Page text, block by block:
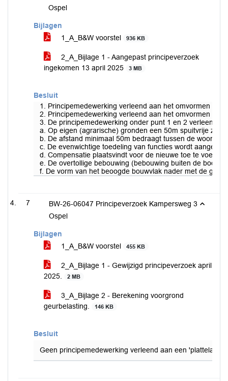
Ospel
Bijlagen
1_A_B&W voorstel
936 KB
2_A_Bijlage 1 - Aangepast principeverzoek
ingekomen 13 april 2025
3 MB
Besluit
1. Principemedewerking verleend aan het omvormen en
2. Principemedewerking verleend aan het omvormen
3. De principemedewerking onder punt 1 en 2 verleend
a. Op eigen (agrarische) gronden een 50m spuitvrije
b. De afstand minimaal 50m bedraagt tussen de
c. De evenwichtige toedeling van functies wordt
d. Compensatie plaatsvindt voor de nieuwe toe te
e. De overtollige bebouwing (bebouwing buiten de
f. De vorm van het beoogde bouwvlak nader met de
7
BW-26-06047 Principeverzoek Kampersweg 3
Ospel
Bijlagen
1_A_B&W voorstel
455 KB
2_A_Bijlage 1 - Gewijzigd principeverzoek april
2025.
2 MB
3_A_Bijlage 2 - Berekening voorgrond
geurbelasting.
146 KB
Besluit
Geen principemedewerking verleend aan een